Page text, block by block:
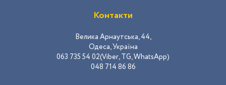
Контакти
Велика Арнаутська, 44,
Одеса, Україна
063 735 54 02(Viber, TG, WhatsApp)
048 714 86 86